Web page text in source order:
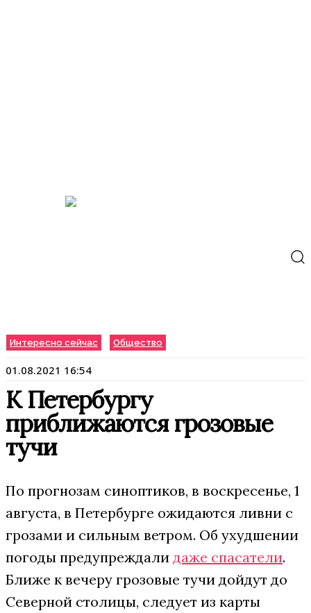
Интересно сейчас Общество
01.08.2021 16:54
К Петербургу
приближаются грозовые
тучи
По прогнозам синоптиков, в воскресенье, 1
августа, в Петербурге ожидаются ливни с
грозами и сильным ветром. Об ухудшении
погоды предупреждали даже спасатели.
Ближе к вечеру грозовые тучи дойдут до
Северной столицы, следует из карты